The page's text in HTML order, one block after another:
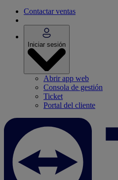
Contactar ventas
Iniciar sesión
Abrir app web
Consola de gestión
Ticket
Portal del cliente